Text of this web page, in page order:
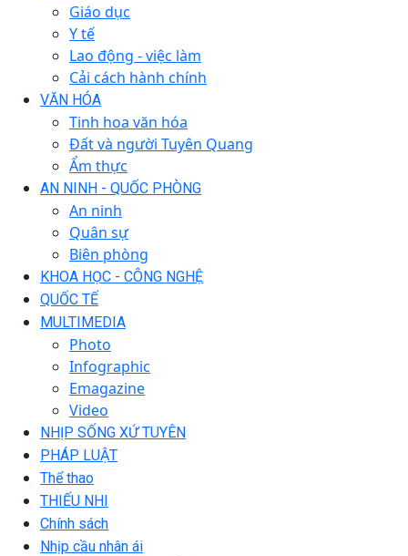
Giáo dục
Y tế
Lao động - việc làm
Cải cách hành chính
VĂN HÓA
Tinh hoa văn hóa
Đất và người Tuyên Quang
Ẩm thực
AN NINH - QUỐC PHÒNG
An ninh
Quân sự
Biên phòng
KHOA HỌC - CÔNG NGHỆ
QUỐC TẾ
MULTIMEDIA
Photo
Infographic
Emagazine
Video
NHỊP SỐNG XỨ TUYÊN
PHÁP LUẬT
Thể thao
THIẾU NHI
Chính sách
Nhịp cầu nhân ái